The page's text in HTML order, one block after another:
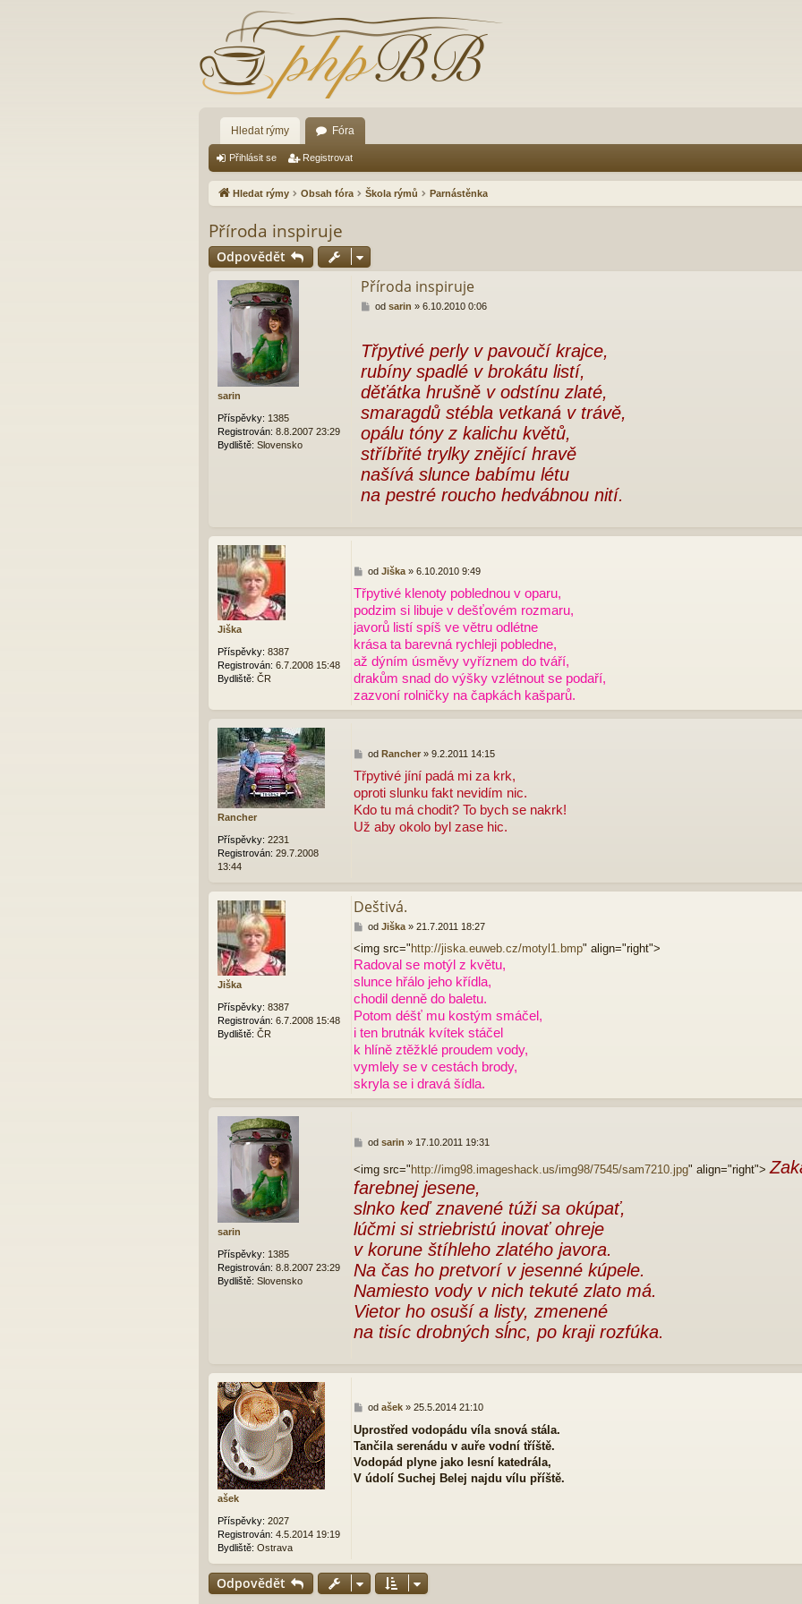
Hledat rýmy Fóra
Přihlásit se Registrovat
Hledat rýmy Obsah fóra Škola rýmů Parnástěnka
Příroda inspiruje
Odpovědět
sarin
Příspěvky: 1385
Registrován: 8.8.2007 23:29
Bydliště: Slovensko
Příroda inspiruje
P
s
p
ě
v
e
k
od sarin » 6.10.2010 0:06
Třpytivé perly v pavoučí krajce,
rubíny spadlé v brokátu listí,
děťátka hrušně v odstínu zlaté,
smaragdů stébla vetkaná v trávě,
opálu tóny z kalichu květů,
stříbřité trylky znějící hravě
našívá slunce babímu létu
na pestré roucho hedvábnou nití.
Jiška
Příspěvky: 8387
Registrován: 6.7.2008 15:48
Bydliště: ČR
P
í
s
p
ě
v
e
k
od Jiška» 6.10.2010 9:49
Třpytivé klenoty poblednou v oparu,
podzim si libuje v dešťovém rozmaru,
javorů listí spíš ve větru odlétne
krása ta barevná rychleji pobledne,
až dýním úsměvy vyříznem do tváří,
drakům snad do výšky vzlétnout se podaří,
zazvoní rolničky na čapkách kašparů.
Rancher
Příspěvky: 2231
Registrován: 29.7.2008
13:44
P
í
s
p
ě
v
od Rancher» 9.2.2011 14:15
Třpytivé jíní padá mi za krk,
oproti slunku fakt nevidím nic.
Kdo tu má chodit? To bych se nakrk!
Už aby okolo byl zase hic.
Jiška
Příspěvky: 8387
Registrován: 6.7.2008 15:48
Bydliště: ČR
Deštivá.
P
í
s
p
v
e
k
od Jiška» 21.7.2011 18:27
<img src=" http://jiska.euweb.cz/motyl1.bmp" align="right">
Radoval se motýl z květu,
slunce hřálo jeho křídla,
chodil denně do baletu.
Potom déšť mu kostým smáčel,
i ten brutnák kvítek stáčel
k hlíně ztěžklé proudem vody,
vymlely se v cestách brody,
skryla se i dravá šídla.
sarin
Příspěvky: 1385
Registrován: 8.8.2007 23:29
Bydliště: Slovensko
P
í
p
ě
v
e
k
od sarin » 17.10.2011 19:31
<img src="http://img98.imageshack.us/img98/7545/sam7210.jpg" align="right">
farebnej jesene,
slnko keď znavené túži sa okúpať,
lúčmi si striebristú inovať ohreje
v korune štíhleho zlatého javora.
Na čas ho pretvorí v jesenné kúpele.
Namiesto vody v nich tekuté zlato má.
Vietor ho osuší a listy, zmenené
na tisíc drobných sĺnc, po kraji rozfúka.
ašek
Příspěvky: 2027
Registrován: 4.5.2014 19:19
Bydliště: Ostrava
P
í
s
p
ě
od ašek» 25.5.2014 21:10
Uprostřed vodopádu víla snová stála.
Tančila serenádu v auře vodní tříště.
Vodopád plyne jako lesní katedrála,
V údolí Suchej Belej najdu vílu příště.
Odpovědět